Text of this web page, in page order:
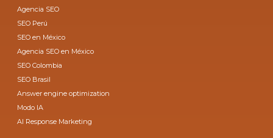
Agencia SEO
SEO Perú
SEO en México
Agencia SEO en México
SEO Colombia
SEO Brasil
Answer engine optimization
Modo IA
AI Response Marketing